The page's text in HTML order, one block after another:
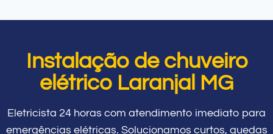
Instalação de chuveiro
elétrico Laranjal MG
Eletricista 24 horas com atendimento imediato para
emergências elétricas. Solucionamos curtos, quedas